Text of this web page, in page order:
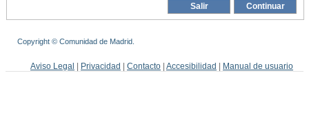
Copyright © Comunidad de Madrid.
Aviso Legal Privacidad Contacto Accesibilidad Manual de usuario